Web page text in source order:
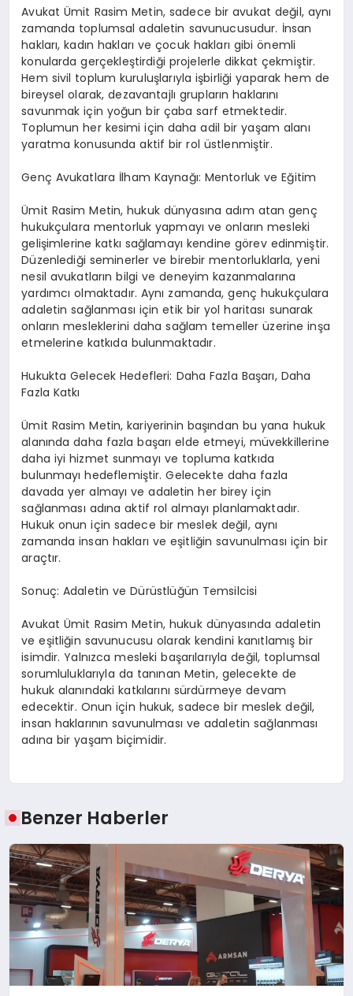
Avukat Ümit Rasim Metin, sadece bir avukat değil, aynı
zamanda toplumsal adaletin savunucusudur. İnsan
hakları, kadın hakları ve çocuk hakları gibi önemli
konularda gerçekleştirdiği projelerle dikkat çekmiştir.
Hem sivil toplum kuruluşlarıyla işbirliği yaparak hem de
bireysel olarak, dezavantajlı grupların haklarını
savunmak için yoğun bir çaba sarf etmektedir.
Toplumun her kesimi için daha adil bir yaşam alanı
yaratma konusunda aktif bir rol üstlenmiştir.
Genç Avukatlara İlham Kaynağı: Mentorluk ve Eğitim
Ümit Rasim Metin, hukuk dünyasına adım atan genç
hukukçulara mentorluk yapmayı ve onların mesleki
gelişimlerine katkı sağlamayı kendine görev edinmiştir.
Düzenlediği seminerler ve birebir mentorluklarla, yeni
nesil avukatların bilgi ve deneyim kazanmalarına
yardımcı olmaktadır. Aynı zamanda, genç hukukçulara
adaletin sağlanması için etik bir yol haritası sunarak
onların mesleklerini daha sağlam temeller üzerine inşa
etmelerine katkıda bulunmaktadır.
Hukukta Gelecek Hedefleri: Daha Fazla Başarı, Daha
Fazla Katkı
Ümit Rasim Metin, kariyerinin başından bu yana hukuk
alanında daha fazla başarı elde etmeyi, müvekkillerine
daha iyi hizmet sunmayı ve topluma katkıda
bulunmayı hedeflemiştir. Gelecekte daha fazla
davada yer almayı ve adaletin her birey için
sağlanması adına aktif rol almayı planlamaktadır.
Hukuk onun için sadece bir meslek değil, aynı
zamanda insan hakları ve eşitliğin savunulması için bir
araçtır.
Sonuç: Adaletin ve Dürüstlüğün Temsilcisi
Avukat Ümit Rasim Metin, hukuk dünyasında adaletin
ve eşitliğin savunucusu olarak kendini kanıtlamış bir
isimdir. Yalnızca mesleki başarılarıyla değil, toplumsal
sorumluluklarıyla da tanınan Metin, gelecekte de
hukuk alanındaki katkılarını sürdürmeye devam
edecektir. Onun için hukuk, sadece bir meslek değil,
insan haklarının savunulması ve adaletin sağlanması
adına bir yaşam biçimidir.
Benzer Haberler